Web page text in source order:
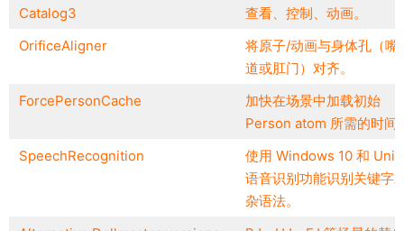
Catalog3
查看、控制、动画。
OrificeAligner
将原子/动画与身体孔（嘴
道或肛门）对齐。
ForcePersonCache
加快在场景中加载初始
Person atom 所需的时间
SpeechRecognition
使用 Windows 10 和
语音识别功能识别关键字
杂语法。